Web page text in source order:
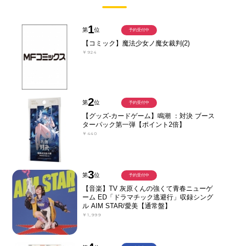
第1位
【コミック】魔法少女ノ魔女裁判(2)
￥924
予約受付中
第2位
【グッズ-カードゲーム】鳴潮 ：対決 ブース
ターパック第一弾【ポイント2倍】
￥440
予約受付中
第3位
【音楽】TV 灰原くんの強くて青春ニューゲ
ーム ED「ドラマチック逃避行」収録シング
ル AIM STAR/愛美【通常盤】
￥1,999
予約受付中